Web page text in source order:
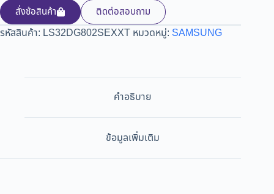
สั่งซ้อสินค้า
ติดต่อสอบถาม
รหัสสินค้า: LS32DG802SEXXT หมวดหมู่: SAMSUNG
คำอธิบาย
ข้อมูลเพิ่มเติม